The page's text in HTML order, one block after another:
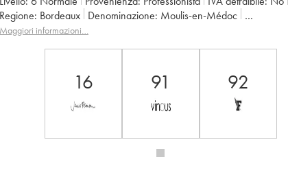
Regione:
Bordeaux Denominazione:
Moulis-en-Médoc
Proprietario: SARL du Château Maucaillou
Maggiori informazioni…
16 91 92